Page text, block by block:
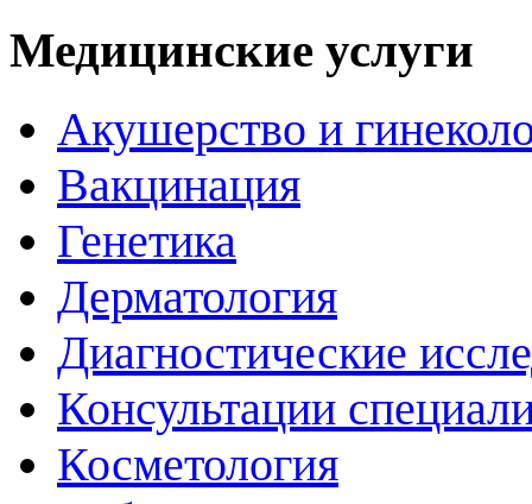
Медицинские услуги
Акушерство и
Вакцинация
Генетика
Дерматология
Диагностические
Консультации
Косметология